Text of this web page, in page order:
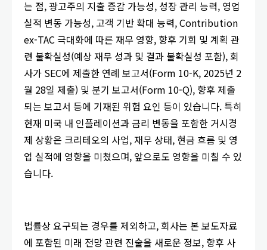
는 점, 광고주의 지출 증감 가능성, 성장 관리 능력, 영업
실적 변동 가능성, 고객 기반 확대 능력, Contribution
ex-TAC 극대화에 따른 재무 영향, 향후 기회 및 계획 관
련 불확실성(예상 재무 성과 및 결과 불확실성 포함), 회
사가 SEC에 제출한 연례 보고서(Form 10-K, 2025년 2
월 28일 제출) 및 분기 보고서(Form 10-Q), 향후 제출
되는 보고서 등에 기재된 위험 요인 등이 있습니다. 특히
현재 미국 내 인플레이션과 금리 변동을 포함한 거시경
제 상황은 크리테오의 사업, 재무 상태, 현금 흐름 및 영
업 실적에 영향을 미쳤으며, 앞으로도 영향을 미칠 수 있
습니다.
법률상 요구되는 경우를 제외하고, 회사는 본 보도자료
에 포함된 미래 전망 관련 진술을 새로운 정보, 향후 사